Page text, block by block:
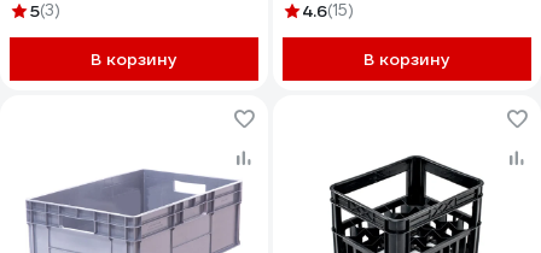
5(3)
В корзину
4.6(15)
В корзину